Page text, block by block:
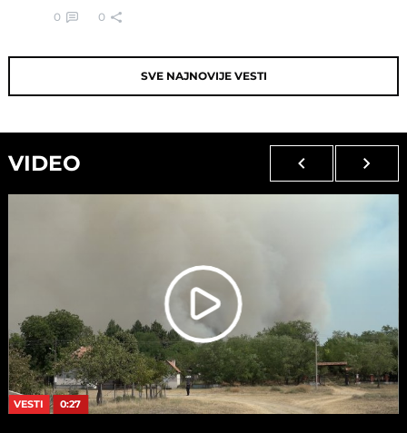
0 0
SVE NAJNOVIJE VESTI
VIDEO
VESTI 0:27